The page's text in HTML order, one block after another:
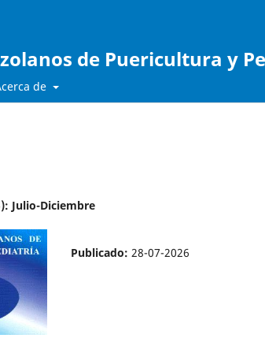
de Puericultura y
de
Julio-Diciembre
Publicado: 28-07-2026